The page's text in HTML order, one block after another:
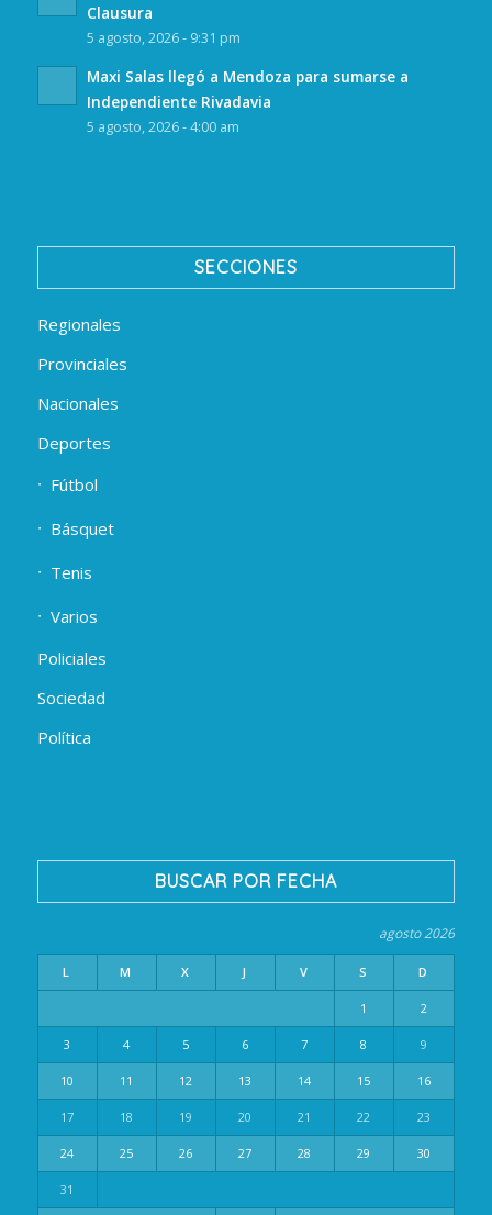
Clausura
5 agosto, 2026 - 9:31 pm
Maxi Salas llegó a Mendoza para sumarse a
Independiente Rivadavia
5 agosto, 2026 - 4:00 am
SECCIONES
Regionales
Provinciales
Nacionales
Deportes
Fútbol
Básquet
Tenis
Varios
Policiales
Sociedad
Política
BUSCAR POR FECHA
agosto 2026
L M X J V S D
1 2
3 4 5 6 7 8 9
10 11 12 13 14 15 16
17 18 19 20 21 22 23
24 25 26 27 28 29 30
31